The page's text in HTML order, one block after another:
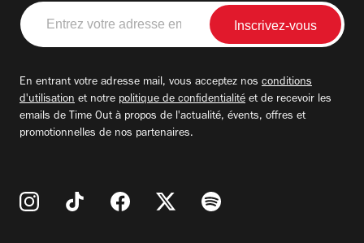
Entrez
votre
adresse
En entrant votre adresse mail, vous acceptez nos conditions
d'utilisation et notre politique de confidentialité et de recevoir les
emails de Time Out à propos de l'actualité, évents, offres et
promotionnelles de nos partenaires.